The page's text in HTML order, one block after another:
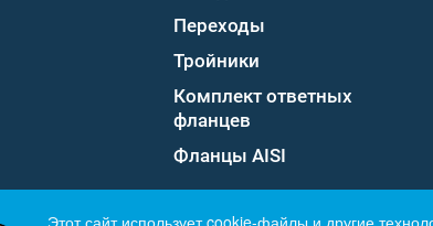
Переходы
Тройники
Комплект ответных
фланцев
Фланцы AISI
Этот сайт использует cookie-файлы и другие